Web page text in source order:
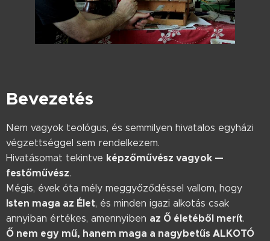
Bevezetés
Nem vagyok teológus, és semmilyen hivatalos egyházi
végzettséggel sem rendelkezem.
Hivatásomat tekintve képzőművész vagyok —
festőművész.
Mégis, évek óta mély meggyőződéssel vallom, hogy
Isten maga az Élet, és minden igazi alkotás csak
annyiban értékes, amennyiben az Ő életéből merít.
Ő nem egy mű, hanem maga a nagybetűs ALKOTÓ